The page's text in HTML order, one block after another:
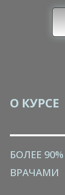
О КУРСЕ
БОЛЕЕ
ВРАЧАМИ